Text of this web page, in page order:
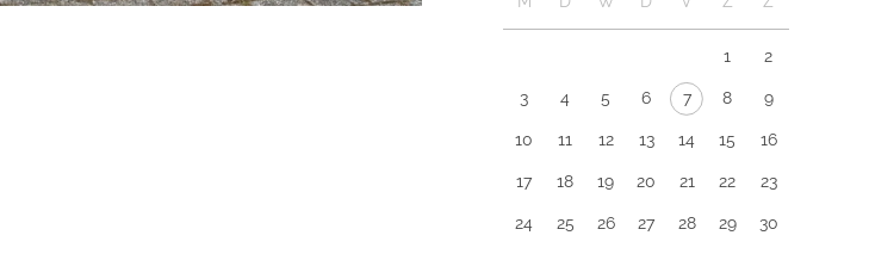
1 2
3 4 5 6 7 8 9
10 11 12 13 14 15 16
17 18 19 20 21 22 23
24 25 26 27 28 29 30